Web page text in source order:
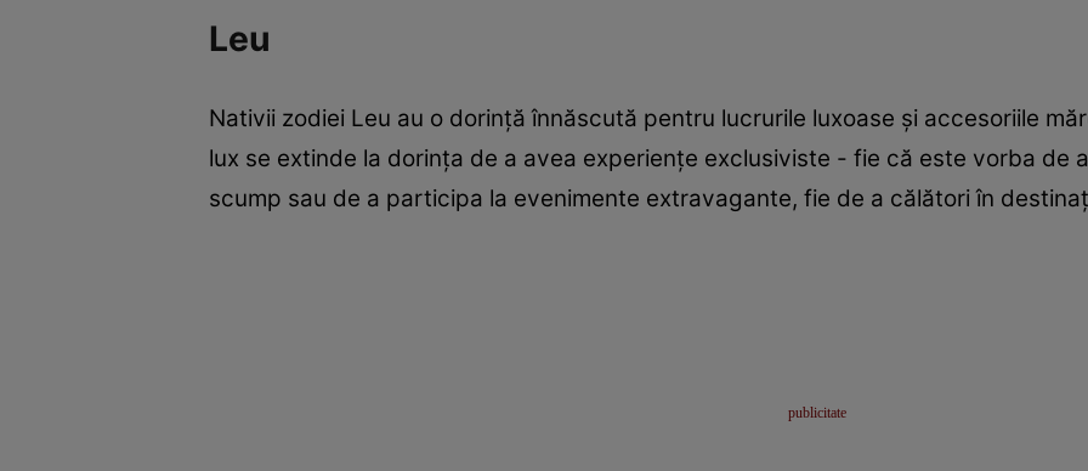
Leu
Nativii zodiei Leu au o dorință înnăscută pentru lucrurile luxoase și accesoriile
lux se extinde la dorința de a avea experiențe exclusiviste - fie că este vorba de
scump sau de a participa la evenimente extravagante, fie de a călători în